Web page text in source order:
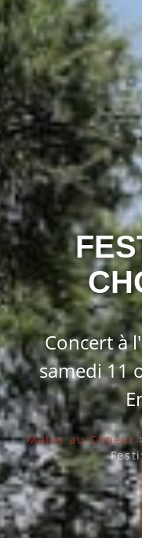
Concert à
samedi 11
Mâles au Choeur